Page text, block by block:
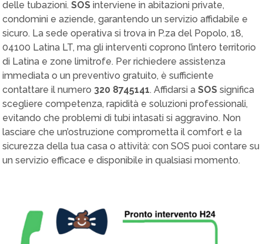
delle tubazioni. SOS interviene in abitazioni private,
condomini e aziende, garantendo un servizio affidabile e
sicuro. La sede operativa si trova in P.za del Popolo, 18,
04100 Latina LT, ma gli interventi coprono l’intero territorio
di Latina e zone limitrofe. Per richiedere assistenza
immediata o un preventivo gratuito, è sufficiente
contattare il numero 320 8745141. Affidarsi a SOS significa
scegliere competenza, rapidità e soluzioni professionali,
evitando che problemi di tubi intasati si aggravino. Non
lasciare che un’ostruzione comprometta il comfort e la
sicurezza della tua casa o attività: con SOS puoi contare su
un servizio efficace e disponibile in qualsiasi momento.